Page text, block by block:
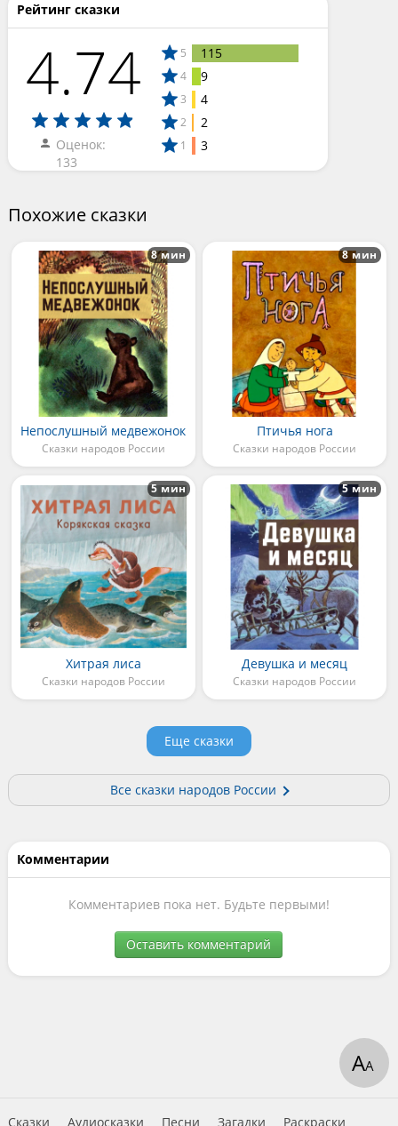
Рейтинг сказки
4.74
Оценок:
133
5 115
4 9
3 4
2 2
1 3
Похожие сказки
Непослушный медвежонок
Сказки народов России
8 мин
Птичья нога
Сказки народов России
8 мин
Хитрая лиса
Сказки народов России
5 мин
Девушка и месяц
Сказки народов России
5 мин
Еще сказки
Все сказки народов России
Комментарии
Комментариев пока нет. Будьте первыми!
Оставить комментарий
Сказки Аудиосказки Песни Загадки Раскраски
АА